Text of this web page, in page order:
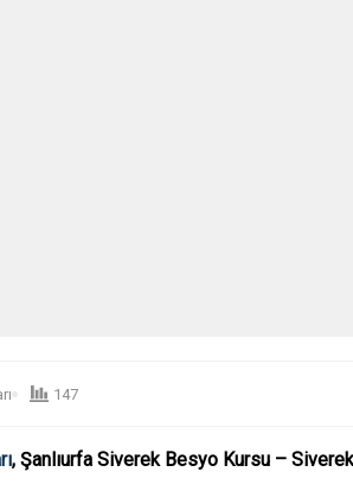
147
, Şanlıurfa Siverek Besyo Kursu –